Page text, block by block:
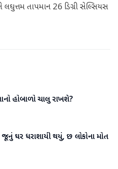
તાપમાન 26 ડિગ્રી સેલ્સિયસ
હોબાળો ચાલુ રાખશે?
જૂનું ઘર ધરાશાયી થયું, છ લોકોના મોત